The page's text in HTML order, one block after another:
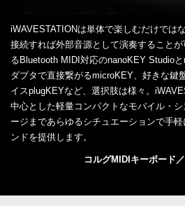
iWAVESTATIONは単体で楽しむだけでは
接続すれば外部音源として演奏すること
るBluetooth MIDI対応のnanoKEY Studio
ダプタで直接繋がるmicroKEY、好きな鍵
イスplugKEYなど、選択肢は様々。
中心とした軽量コンパクトなモバイル・
ージまであらゆるシチュエーションで手
ンドを提供します。
コルグMIDIキーボード